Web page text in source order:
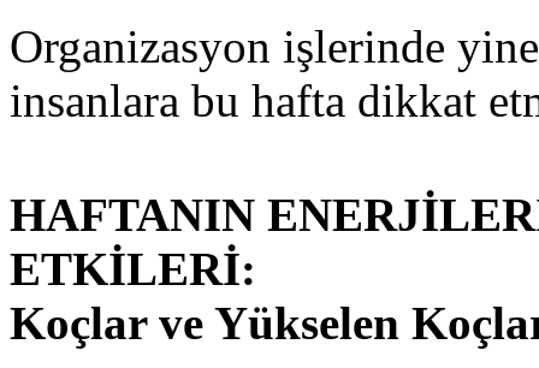
Organizasyon işlerinde
insanlara bu hafta dikkat
HAFTANIN
ETKİLERİ:
Koçlar ve Yükselen